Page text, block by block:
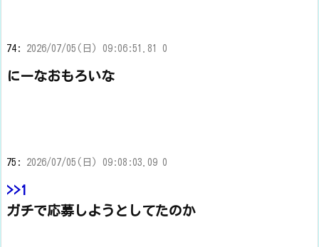
74: 2026/07/05(日) 09:06:51.81 0
にーなおもろいな
75: 2026/07/05(日) 09:08:03.09 0
>>1
ガチで応募しようとしてたのか